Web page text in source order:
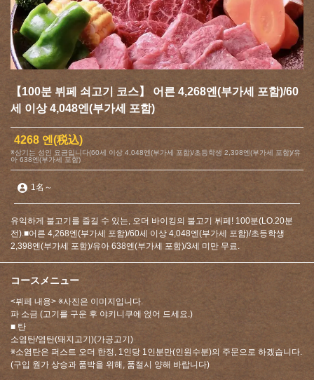
【100분 뷔페 쇠고기 코스】 어른 4,268엔(부가세 포함)/60
세 이상 4,048엔(부가세 포함)
4268 엔 (税込)
※상기는 성인 요금입니다(60세 이상 4,048엔(부가세 포함)/초등학생 2,398엔(부가세 포함)/유
아 638엔(부가세 포함)
1名 ～
유익하게 불고기를 즐길 수 있는, 오더 바이킹의 불고기 뷔페! 100분(LO.20분
전).■어른 4,268엔(부가세 포함)/60세 이상 4,048엔(부가세 포함)/초등학생
2,398엔(부가세 포함)/유아 638엔(부가세 포함)/3세 미만 무료.
コースメニュー
<뷔페 내용> ※사진은 이미지입니다.
파 소금 (고기를 구운 후 야키니쿠에 얹어 드세요.)
■ 탄
소염탄/염탄(돼지고기)(가공고기)
※소염탄은 퍼스트 오더 한정, 1인당 1인분만(인원수분)의 주문으로 하겠습니다.
(구입 원가 상승과 품박을 위해, 품절시 양해 바랍니다)